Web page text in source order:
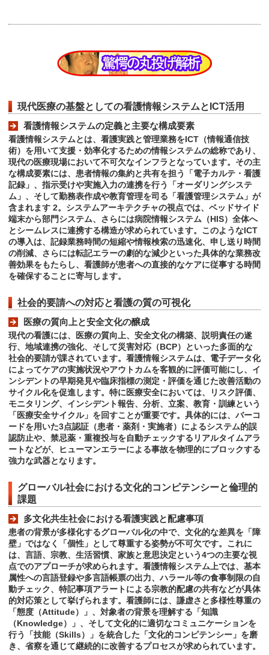
現代医療の基盤としての看護情報システムとICT活用
看護情報システムの定義と主要な構成要素
看護情報システムとは、看護実践と管理業務をICT（情報通信技
術）を用いて支援・効率化するための情報システムの総称であり、
現代の医療現場において不可欠なインフラとなっています。その主
な構成要素には、患者情報の集約と共有を担う「電子カルテ・看護
記録」、指示受けや実施入力の連携を行う「オーダリングシステ
ム」、そして勤務表作成や教育管理を司る「看護管理システム」が
含まれます 2。システムアーキテクチャの視点では、ベッドサイド
端末から部門システム、さらには病院情報システム（HIS）全体へ
とシームレスに連携する構造が求められています。このようなICT
の導入は、記録業務時間の短縮や情報検索の迅速化、申し送り時間
の削減、さらには転記エラーの劇的な減少といった具体的な業務改
善効果をもたらし、看護師が患者への直接的なケアに従事する時間
を確保することに寄与します。
社会的要請への対応と看護の質の可視化
医療の質向上と安全文化の醸成
現代の看護には、医療の質向上、安全文化の構築、説明責任の遂
行、地域連携の強化、そして災害対応（BCP）といった多面的な
社会的要請が課されています。看護情報システムは、電子データ化
によってケアの実施状況やアウトカムを客観的に評価可能にし、イ
ンシデントの早期発見や臨床指標の測定・評価を通じた改善活動の
サイクル化を促進します。特に医療安全においては、リスク評価、
モニタリング、インシデント報告、分析、立案、教育・訓練という
「医療安全サイクル」を回すことが重要です。具体的には、バーコ
ードを用いた3点認証（患者・薬剤・実施者）によるシステム的誤
認防止や、禁忌薬・重複投与を自動チェックするリアルタイムアラ
ートなどが、ヒューマンエラーによる事故を物理的にブロックする
強力な武器となります。
グローバル社会における文化的コンピテンシーと倫理的
課題
多文化共生社会における看護実践と配慮事項
患者の背景が多様化するグローバル化の中で、文化的な差異を「障
壁」ではなく「個性」として尊重する姿勢が不可欠です。これに
は、言語、宗教、生活習慣、家族と意思決定という4つの主要な視
点でのアプローチが求められます。看護情報システム上では、基本
属性への言語登録や多言語帳票の出力、ハラール等の食事制限の自
動チェック、特記事項アラートによる宗教的配慮の共有などが具体
的対応策として挙げられます。看護師には、謙虚さと多様性尊重の
「態度（Attitude）」、対象者の背景を理解する「知識
（Knowledge）」、そして文化的に適切なコミュニケーションを
行う「技能（Skills）」を統合した「文化的コンピテンシー」を磨
き、省察を通じて継続的に改善するプロセスが求められています。